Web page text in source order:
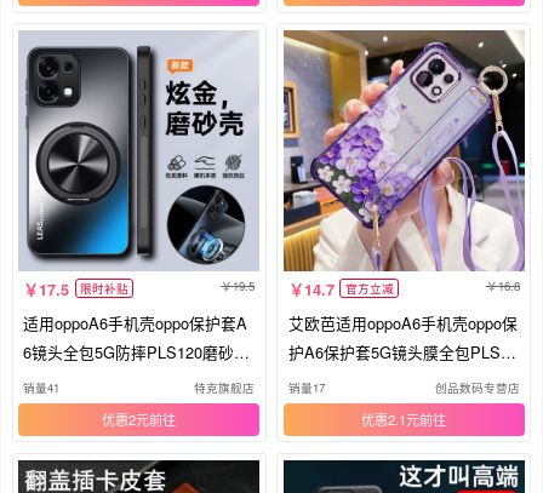
17.5 限时补贴 19.5
适用oppoA6手机壳oppo保护套A
6镜头全包5G防摔PLS120磨砂硬
外壳opa6男女65g带支架oppopls
磁吸新款高级感超薄
销量41 特克旗舰店
优惠2元
14.7 官方立减 16.8
艾欧芭适用oppoA6手机壳oppo保
护A6保护套5G镜头膜全包PLS12
0防摔透明软壳opa6油画花朵65G
斜挎挂绳外壳新款
销量17 创品数码专营店
优惠2.1元